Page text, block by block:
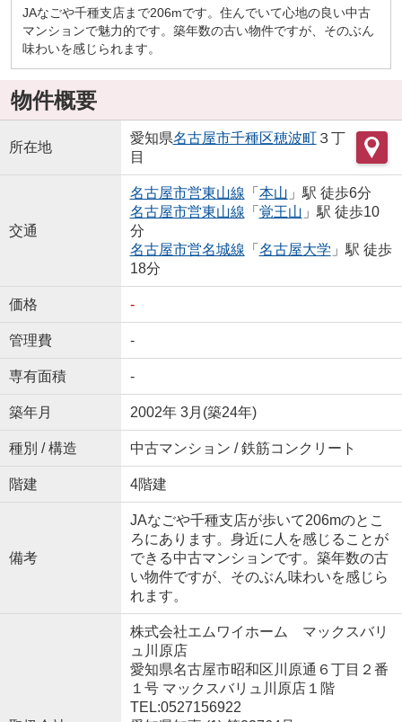
JAなごや千種支店まで206mです。住んでいて心地の良い中古
マンションで魅力的です。築年数の古い物件ですが、そのぶん
味わいを感じられます。
物件概要
所在地
愛知県名古屋市千種区穂波町３丁
目
交通
名古屋市営東山線 「 本山 」駅 徒歩6分
名古屋市営東山線 「 覚王山 」駅 徒歩10
分
名古屋市営名城線 「 名古屋大学 」駅 徒歩
18分
価格 -
管理費 -
専有面積 -
築年月 2002年 3月(築24年)
種別 / 構造 中古マンション / 鉄筋コンクリート
階建 4階建
備考
JAなごや千種支店が歩いて206mのとこ
ろにあります。身近に人を感じることが
できる中古マンションです。築年数の古
い物件ですが、そのぶん味わいを感じら
れます。
株式会社エムワイホーム マックスバリ
ュ川原店
愛知県名古屋市昭和区川原通６丁目２番
１号 マックスバリュ川原店１階
TEL:0527156922